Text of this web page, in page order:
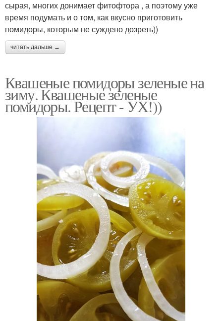
сырая, многих донимает фитофтора , а поэтому уже
время подумать и о том, как вкусно приготовить
помидоры, которым не суждено дозреть))
читать дальше →
Квашеные помидоры зеленые на
зиму. Квашеные зеленые
помидоры. Рецепт - УХ!))